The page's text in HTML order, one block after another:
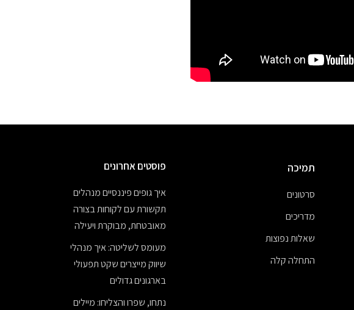
תמיכה
סרטונים
מדריכים
שאלות נפוצות
התחלה קלה
פוסטים אחרונים
איך גופים פיננסיים מנהלים
תקשורת עם לקוחות בצורה
מאובטחת, מבוקרת ויעילה
מעומס לשליטה: איך מנהלי
שיווק מייצרים שקט תפעולי
בארגונים גדולים
נתחו, שפרו והצליחו: מיילים